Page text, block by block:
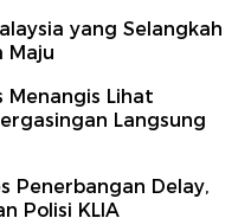
yang Selangkah
Maju
Menangis Lihat
Langsung
Penerbangan Delay,
Polisi KLIA